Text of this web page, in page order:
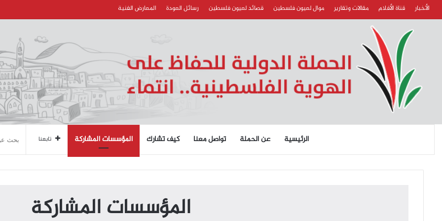
الأخبار قناة الأفلام مقالات وتقارير موال لعيون فلسطين قصائد لعيون فلسطين رسائل العودة المعارض الفنية
الرئيسية عن الحملة تواصل معنا كيف تشارك المؤسسات المشاركة تابعنا
المؤسسات المشاركة